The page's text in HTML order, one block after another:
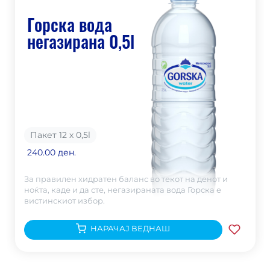
Горска вода
негазирана 0,5l
Пакет 12 х 0,5l
240.00 ден.
За правилен хидратен баланс во текот на денот и
ноќта, каде и да сте, негазираната вода Горска е
вистинскиот избор.
НАРАЧАЈ ВЕДНАШ